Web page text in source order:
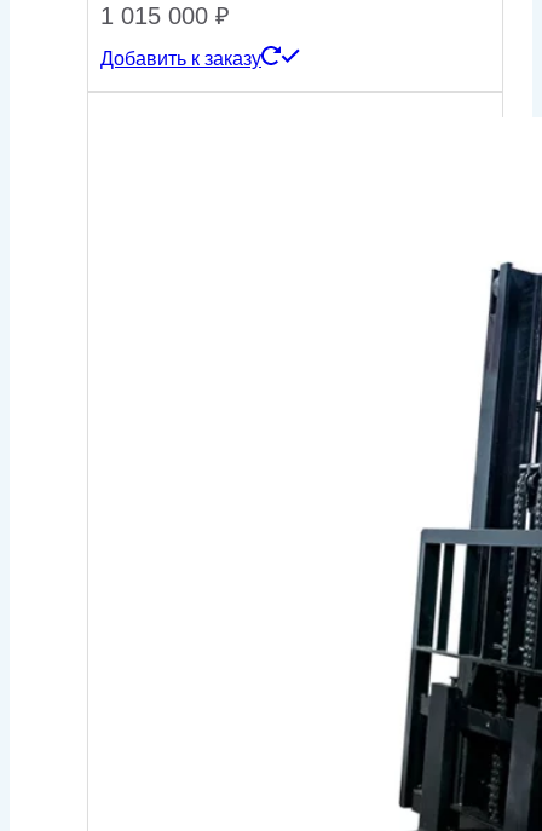
1 015 000 ₽
Добавить к заказу